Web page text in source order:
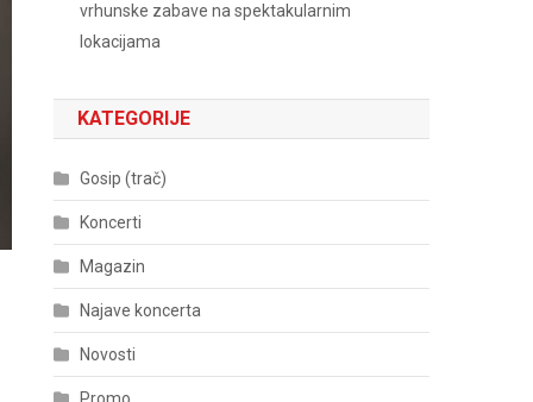
vrhunske zabave na spektakularnim
lokacijama
KATEGORIJE
Gosip (trač)
Koncerti
Magazin
Najave koncerta
Novosti